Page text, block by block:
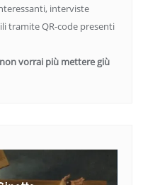
interviste
tramite QR-code presenti
vorrai più mettere giù